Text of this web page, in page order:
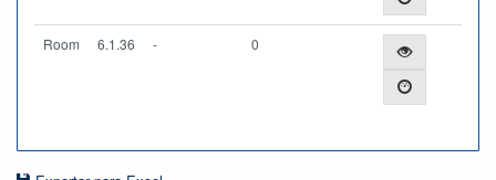
Room 6.1.36 - 0